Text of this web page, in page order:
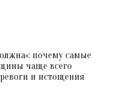
почему самые
чаще всего
и истощения